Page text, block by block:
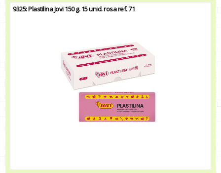
9325: Plastilina Jovi 150 g. 15 unid. rosa ref. 71